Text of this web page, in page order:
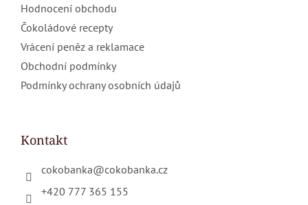
Hodnocení obchodu
Čokoládové recepty
Vrácení peněz a reklamace
Obchodní podmínky
Podmínky ochrany osobních údajů
Kontakt
cokobanka@cokobanka.cz
+420 777 365 155